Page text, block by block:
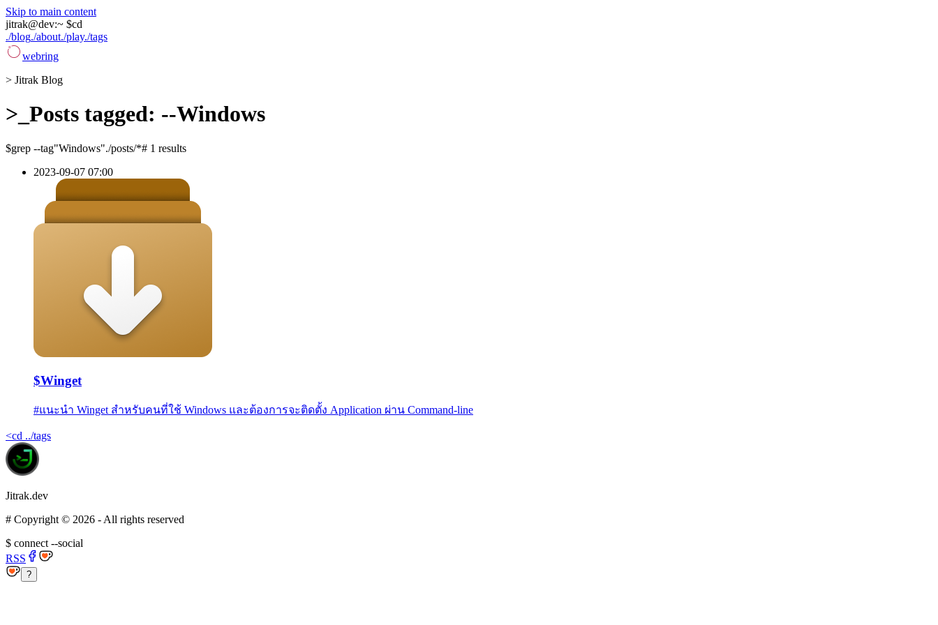
Skip to main content
jitrak@dev:~ $cd
./blog./about./play./tags
webring
> Jitrak Blog
>_ Posts tagged: --Windows
$grep --tag"Windows"./posts/*# 1 results
2023-09-07 07:00
$Winget
#แนะนำ Winget สำหรับคนที่ใช้ Windows และต้องการจะติดตั้ง Application ผ่าน Command-line
<cd ../tags
Jitrak.dev
# Copyright © 2026 - All rights reserved
$ connect --social
RSS
?